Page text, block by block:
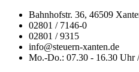
Bahnhofstr. 36, 46509
02801 / 7146-0
02801 / 9315
info@steuern-xanten.de
Mo.-Do.: 07.30 - 16.30 Uhr